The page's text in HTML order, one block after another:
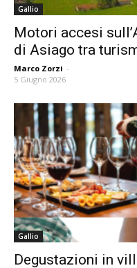
Gallio
Motori accesi
di Asiago tra
Marco Zorzi -
5 Giugno 2026
Gallio
Degustazioni in